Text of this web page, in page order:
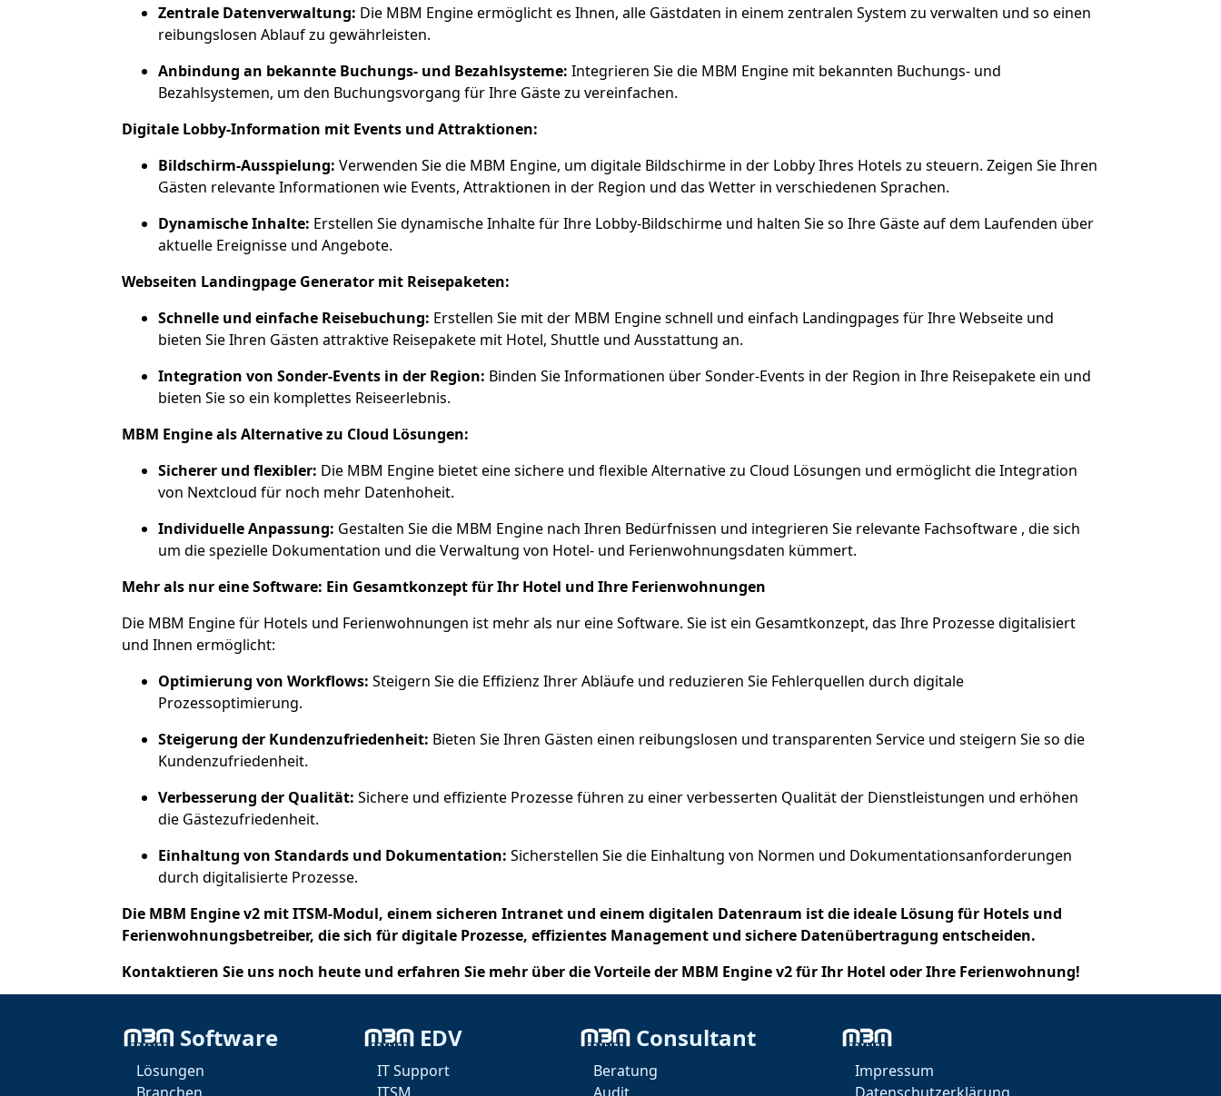
Zentrale Datenverwaltung: Die MBM Engine ermöglicht es Ihnen, alle Gästdaten in einem zentralen System zu verwalten und so einen
reibungslosen Ablauf zu gewährleisten.
Anbindung an bekannte Buchungs- und Bezahlsysteme: Integrieren Sie die MBM Engine mit bekannten Buchungs- und
Bezahlsystemen, um den Buchungsvorgang für Ihre Gäste zu vereinfachen.
Digitale Lobby-Information mit Events und Attraktionen:
Bildschirm-Ausspielung: Verwenden Sie die MBM Engine, um digitale Bildschirme in der Lobby Ihres Hotels zu steuern. Zeigen Sie Ihren
Gästen relevante Informationen wie Events, Attraktionen in der Region und das Wetter in verschiedenen Sprachen.
Dynamische Inhalte: Erstellen Sie dynamische Inhalte für Ihre Lobby-Bildschirme und halten Sie so Ihre Gäste auf dem Laufenden über
aktuelle Ereignisse und Angebote.
Webseiten Landingpage Generator mit Reisepaketen:
Schnelle und einfache Reisebuchung: Erstellen Sie mit der MBM Engine schnell und einfach Landingpages für Ihre Webseite und
bieten Sie Ihren Gästen attraktive Reisepakete mit Hotel, Shuttle und Ausstattung an.
Integration von Sonder-Events in der Region: Binden Sie Informationen über Sonder-Events in der Region in Ihre Reisepakete ein und
bieten Sie so ein komplettes Reiseerlebnis.
MBM Engine als Alternative zu Cloud Lösungen:
Sicherer und flexibler: Die MBM Engine bietet eine sichere und flexible Alternative zu Cloud Lösungen und ermöglicht die Integration
von Nextcloud für noch mehr Datenhoheit.
Individuelle Anpassung: Gestalten Sie die MBM Engine nach Ihren Bedürfnissen und integrieren Sie relevante Fachsoftware , die sich
um die spezielle Dokumentation und die Verwaltung von Hotel- und Ferienwohnungsdaten kümmert.
Mehr als nur eine Software: Ein Gesamtkonzept für Ihr Hotel und Ihre Ferienwohnungen
Die MBM Engine für Hotels und Ferienwohnungen ist mehr als nur eine Software. Sie ist ein Gesamtkonzept, das Ihre Prozesse digitalisiert
und Ihnen ermöglicht:
Optimierung von Workflows: Steigern Sie die Effizienz Ihrer Abläufe und reduzieren Sie Fehlerquellen durch digitale
Prozessoptimierung.
Steigerung der Kundenzufriedenheit: Bieten Sie Ihren Gästen einen reibungslosen und transparenten Service und steigern Sie so die
Kundenzufriedenheit.
Verbesserung der Qualität: Sichere und effiziente Prozesse führen zu einer verbesserten Qualität der Dienstleistungen und erhöhen
die Gästezufriedenheit.
Einhaltung von Standards und Dokumentation: Sicherstellen Sie die Einhaltung von Normen und Dokumentationsanforderungen
durch digitalisierte Prozesse.
Die MBM Engine v2 mit ITSM-Modul, einem sicheren Intranet und einem digitalen Datenraum ist die ideale Lösung für Hotels und
Ferienwohnungsbetreiber, die sich für digitale Prozesse, effizientes Management und sichere Datenübertragung entscheiden.
Kontaktieren Sie uns noch heute und erfahren Sie mehr über die Vorteile der MBM Engine v2 für Ihr Hotel oder Ihre Ferienwohnung!
Mit der MBM Engine optimieren Sie die Arbeitszeit, steigern die Effizienz und schaffen so ein reibungsloses und erfolgreiches
Geschäftsumfeld und erleichtern es Ihnen, Ihre Gäste mit einem optimalen Service zu begeistern.
Software
Lösungen
EDV
IT Support
Consultant
Beratung
Impressum